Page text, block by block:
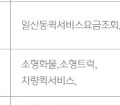
일산동퀵서비스요금조
소형화물,소형트럭,
차량퀵서비스,